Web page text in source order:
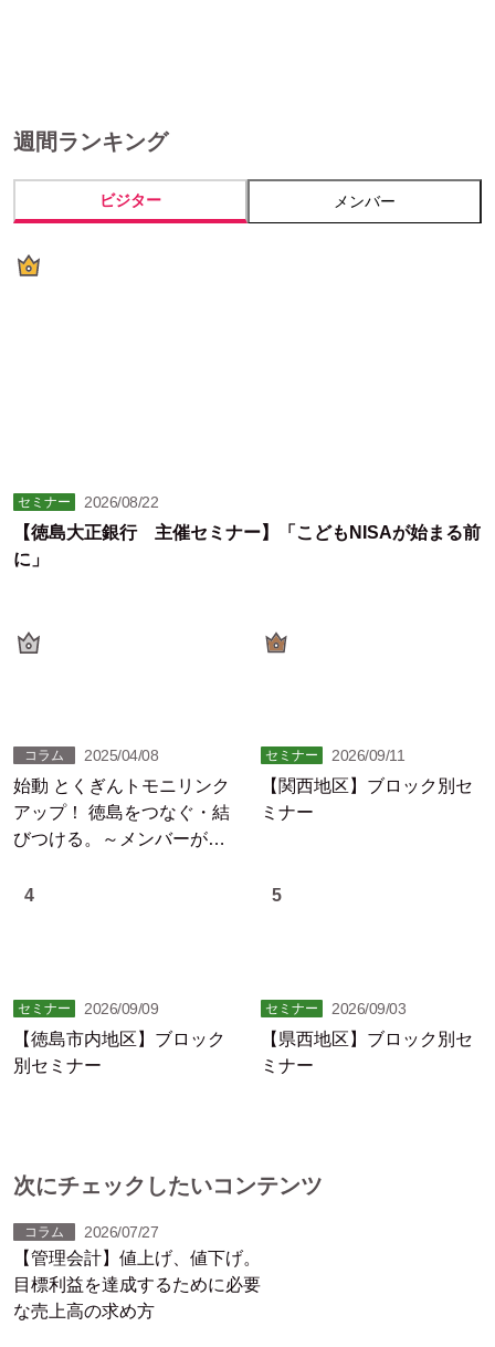
週間ランキング
ビジター メンバー
セミナー 2026/08/22
【徳島大正銀行 主催セミナー】「こどもNISAが始まる前
に」
コラム 2025/04/08
始動 とくぎんトモニリンク
アップ！ 徳島をつなぐ・結
びつける。～メンバーが躍
セミナー 2026/09/11
【関西地区】ブロック別セ
ミナー
4
セミナー 2026/09/09
【徳島市内地区】ブロック
別セミナー
5
セミナー 2026/09/03
【県西地区】ブロック別セ
ミナー
次にチェックしたいコンテンツ
コラム 2026/07/27
【管理会計】値上げ、値下げ。
目標利益を達成するために必要
な売上高の求め方